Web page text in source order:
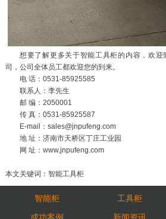
想要了解更多关于智能工具柜的内容，欢
司，公司全体员工都欢迎您的到来。
电 话：0531-85925585
联系人：李先生
邮 编：2050001
传 真：0531-85925587
E-mail：sales@jnpufeng.com
地 址：济南市天桥区丁庄工业园
网 址：www.jnpufeng.com
本文关键词：智能工具柜
智能柜 工具柜